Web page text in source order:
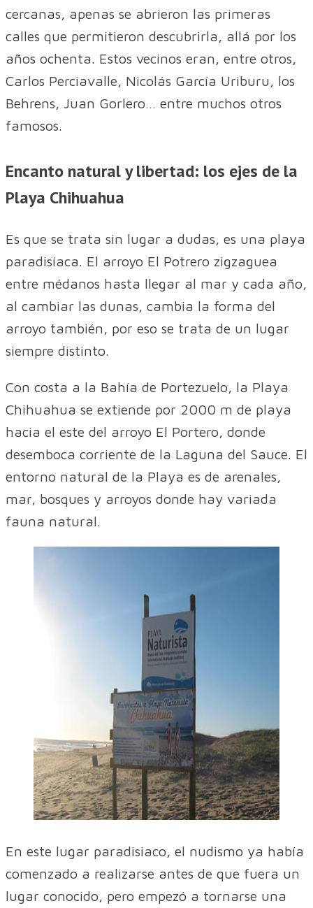
cercanas, apenas se abrieron las primeras
calles que permitieron descubrirla, allá por los
años ochenta. Estos vecinos eran, entre otros,
Carlos Perciavalle, Nicolás García Uriburu, los
Behrens, Juan Gorlero… entre muchos otros
famosos.
Encanto natural y libertad: los ejes de la
Playa Chihuahua
Es que se trata sin lugar a dudas, es una playa
paradisíaca. El arroyo El Potrero zigzaguea
entre médanos hasta llegar al mar y cada año,
al cambiar las dunas, cambia la forma del
arroyo también, por eso se trata de un lugar
siempre distinto.
Con costa a la Bahía de Portezuelo, la Playa
Chihuahua se extiende por 2000 m de playa
hacia el este del arroyo El Portero, donde
desemboca corriente de la Laguna del Sauce. El
entorno natural de la Playa es de arenales,
mar, bosques y arroyos donde hay variada
fauna natural.
En este lugar paradisiaco, el nudismo ya había
comenzado a realizarse antes de que fuera un
lugar conocido, pero empezó a tornarse una